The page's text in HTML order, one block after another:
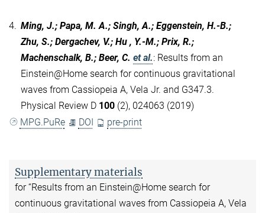
4. Ming, J.; Papa, M. A.; Singh, A.; Eggenstein, H.-B.;
Zhu, S.; Dergachev, V.; Hu , Y.-M.; Prix, R.;
Machenschalk, B.; Beer, C. et al.: Results from an
Einstein@Home search for continuous gravitational
waves from Cassiopeia A, Vela Jr. and G347.3.
Physical Review D 100 (2), 024063 (2019)
MPG.PuRe
DOI pre-print
Supplementary materials
for “Results from an Einstein@Home search for
continuous gravitational waves from Cassiopeia A, Vela